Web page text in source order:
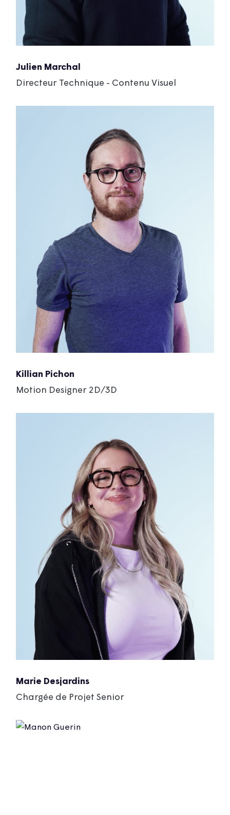
Julien Marchal
Directeur Technique - Contenu Visuel
Killian Pichon
Motion Designer 2D/3D
Marie Desjardins
Chargée de Projet Senior